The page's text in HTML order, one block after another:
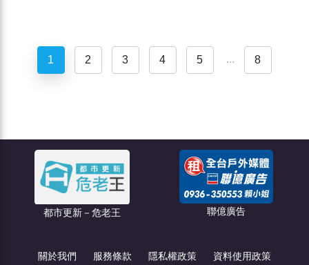
1 2 3 4 5 ... 8
都市更新－危老王 聯億廣告
關於我們 服務條款 隱私權政策 資料使用政策